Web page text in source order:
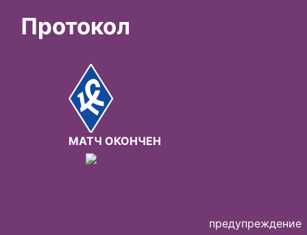
Протокол
МАТЧ ОКОНЧЕН
предупреждение